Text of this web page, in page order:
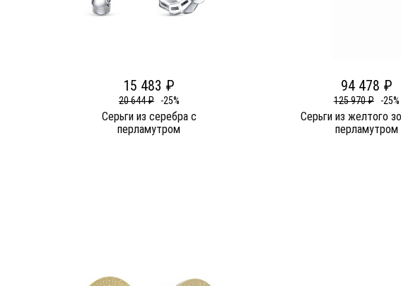
15 483 ₽
20 644 ₽ -25%
Серьги из серебра c
перламутром
94 478 ₽
125 970 ₽ -25%
Серьги из желтого
перламутром